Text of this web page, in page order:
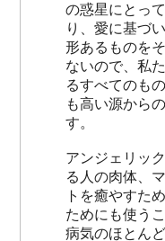
の惑星にとっ
り、愛に基づ
形あるものを
ないので、私
るすべてのも
も高い源から
す。
アンジェリッ
る人の肉体、
トを癒やすた
ためにも使う
病気のほとん